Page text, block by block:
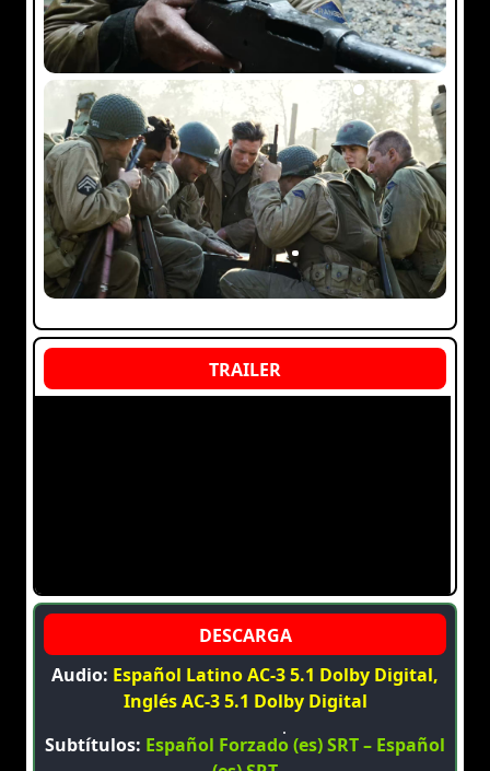
Audio: Español Latino AC-3 5.1 Dolby Digital,
Inglés AC-3 5.1 Dolby Digital
Subtítulos: Español Forzado (es) SRT – Español